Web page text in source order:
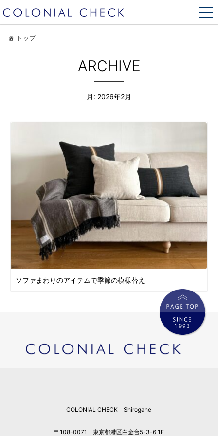
トップ
ARCHIVE
月: 2026年2月
ソファまわりのアイテムで季節の模様替え
COLONIAL CHECK Shirogane
〒108-0071 東京都港区白金台5-3-6 1F